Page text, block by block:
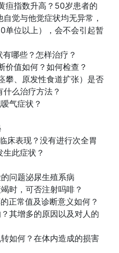
疸指数升高？50岁患者的
觉与他觉症状均无异常，
单位以上），会不会引起暂
哪些？怎样治疗？
价值如何？如何检查？
攀、原发性食道扩张）是否
么治疗方法？
气症状？
床表现？没有进行次全胃
此症状？
问题泌尿生殖系病
时，可否注射吗啡？
正常值及诊断意义如何？
其增多的原因以及对人的
如何？在体内造成的损害